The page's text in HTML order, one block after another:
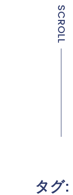
SCROLL
タグ: